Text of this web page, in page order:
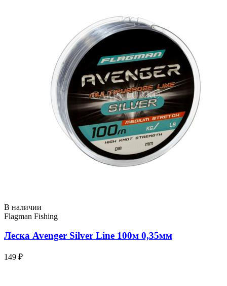
В наличии
Flagman Fishing
Леска Avenger Silver Line 100м 0,35мм
149 ₽